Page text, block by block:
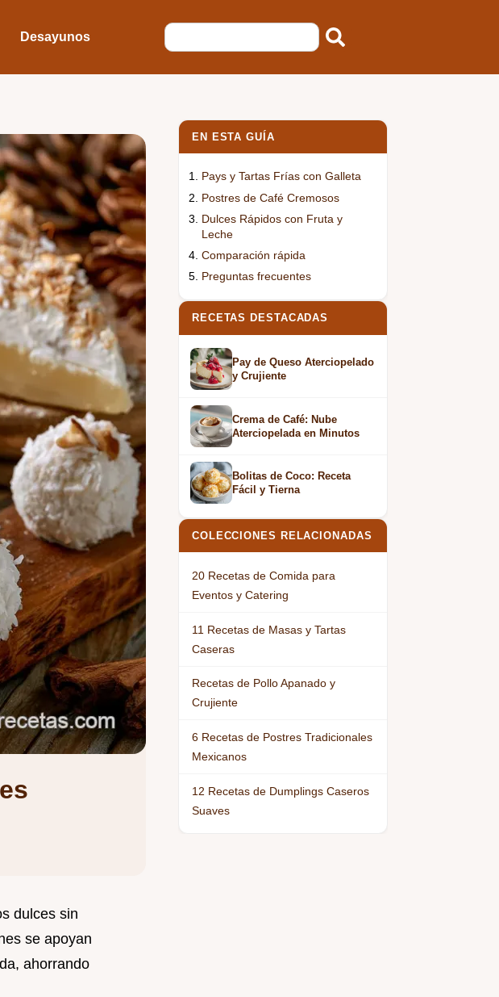
Desayunos
dulces sin
se apoyan
ahorrando
EN ESTA GUÍA
Pays y Tartas Frías con Galleta
Postres de Café Cremosos
Dulces Rápidos con Fruta y
Leche
Comparación rápida
Preguntas frecuentes
RECETAS DESTACADAS
Pay de Queso Aterciopelado
y Crujiente
Crema de Café: Nube
Aterciopelada en Minutos
Bolitas de Coco: Receta
Fácil y Tierna
COLECCIONES RELACIONADAS
20 Recetas de Comida para
Eventos y Catering
11 Recetas de Masas y Tartas
Caseras
Recetas de Pollo Apanado y
Crujiente
6 Recetas de Postres Tradicionales
Mexicanos
12 Recetas de Dumplings Caseros
Suaves